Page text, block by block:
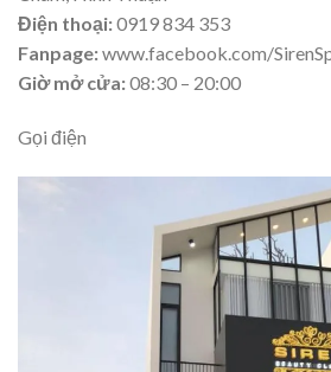
Điện thoại:0919 834 353
Fanpage:www.facebook.com/
Giờ mở cửa:08:30 – 20:00
Gọi điện